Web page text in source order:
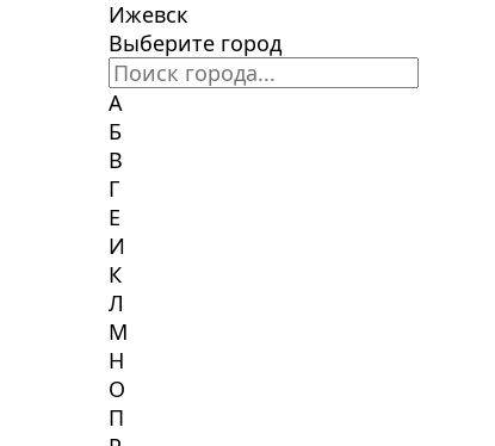
Ижевск
Выберите город
А
Б
В
Г
Е
И
К
Л
М
Н
О
П